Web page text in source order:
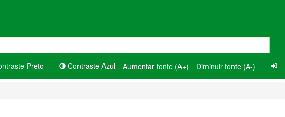
Preto Contraste Azul Aumentar fonte (A+) Diminuir fonte (A-)